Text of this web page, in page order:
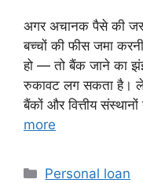
अगर अचानक पैसे की
बच्चों की फीस जमा
हो — तो बैंक जाने का
रुकावट लग सकता है।
बैंकों और वित्तीय
more
Categories
Personal loan